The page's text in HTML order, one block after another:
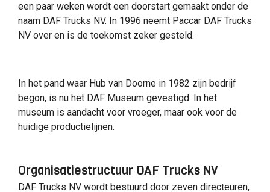
een paar weken wordt een doorstart gemaakt onder de
naam DAF Trucks NV. In 1996 neemt Paccar DAF Trucks
NV over en is de toekomst zeker gesteld.
In het pand waar Hub van Doorne in 1982 zijn bedrijf
begon, is nu het DAF Museum gevestigd. In het
museum is aandacht voor vroeger, maar ook voor de
huidige productielijnen.
Organisatiestructuur DAF Trucks NV
DAF Trucks NV wordt bestuurd door zeven directeuren,